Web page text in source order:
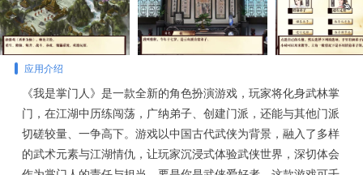
应用介绍
《我是掌门人》是一款全新的角色扮演游戏，玩家将化身武林掌
门，在江湖中历练闯荡，广纳弟子、创建门派，还能与其他门派
切磋较量、一争高下。游戏以中国古代武侠为背景，融入了多样
的武术元素与江湖情仇，让玩家沉浸式体验武侠世界，深切体会